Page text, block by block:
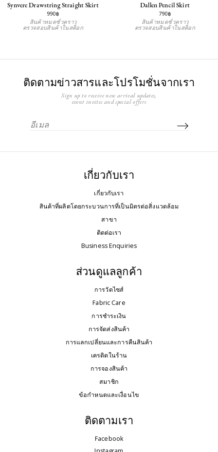
Synvere Drawstring Straight Skirt
990฿
สินค้าหมดชั่วคราว
ตรวจสอบสินค้าในสต็อก
Dallen Pencil Skirt
790฿
สินค้าหมดชั่วคราว
ตรวจสอบสินค้าในสต็อก
ติดตามข่าวสารและโปรโมชั่นจากเรา
Sign up to receive new arrival updates,
event invites and special offers
เกี่ยวกับเรา
เกี่ยวกับเรา
สินค้าที่ผลิตโดยกระบวนการที่เป็นมิตรต่อสิ่งแวดล้อม
สาขา
ติดต่อเรา
Business Enquiries
ส่วนดูแลลูกค้า
การวัดไซส์
Fabric Care
การชำระเงิน
การจัดส่งสินค้า
การแลกเปลี่ยนและการคืนสินค้า
เครดิตในร้าน
การจองสินค้า
สมาชิก
ข้อกำหนดและเงื่อนไข
ติดตามเรา
Facebook